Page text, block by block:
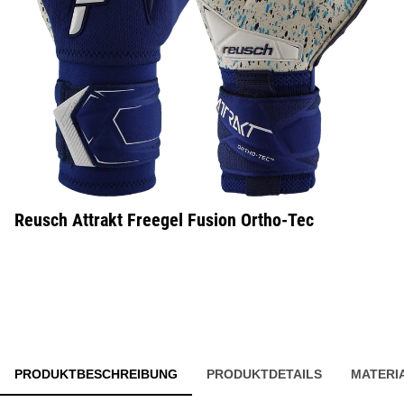
Reusch Attrakt Freegel Fusion Ortho-Tec
PRODUKTBESCHREIBUNG PRODUKTDETAILS